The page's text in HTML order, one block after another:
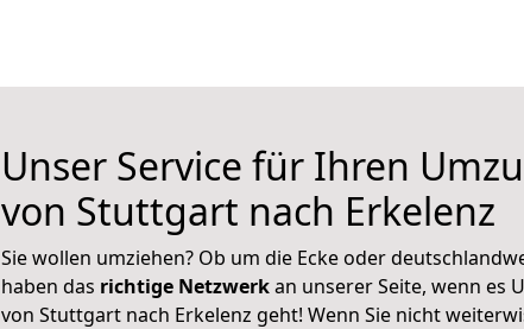
Unser Service für Ihren
von Stuttgart nach Erkelenz
Sie wollen umziehen? Ob um die Ecke oder
haben das richtige Netzwerkan unserer Seite, wenn es
von Stuttgart nach Erkelenz geht! Wenn Sie nicht